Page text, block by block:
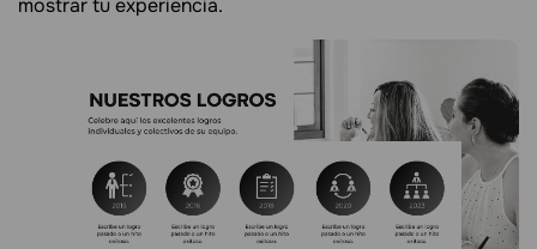
mostrar tu experiencia.